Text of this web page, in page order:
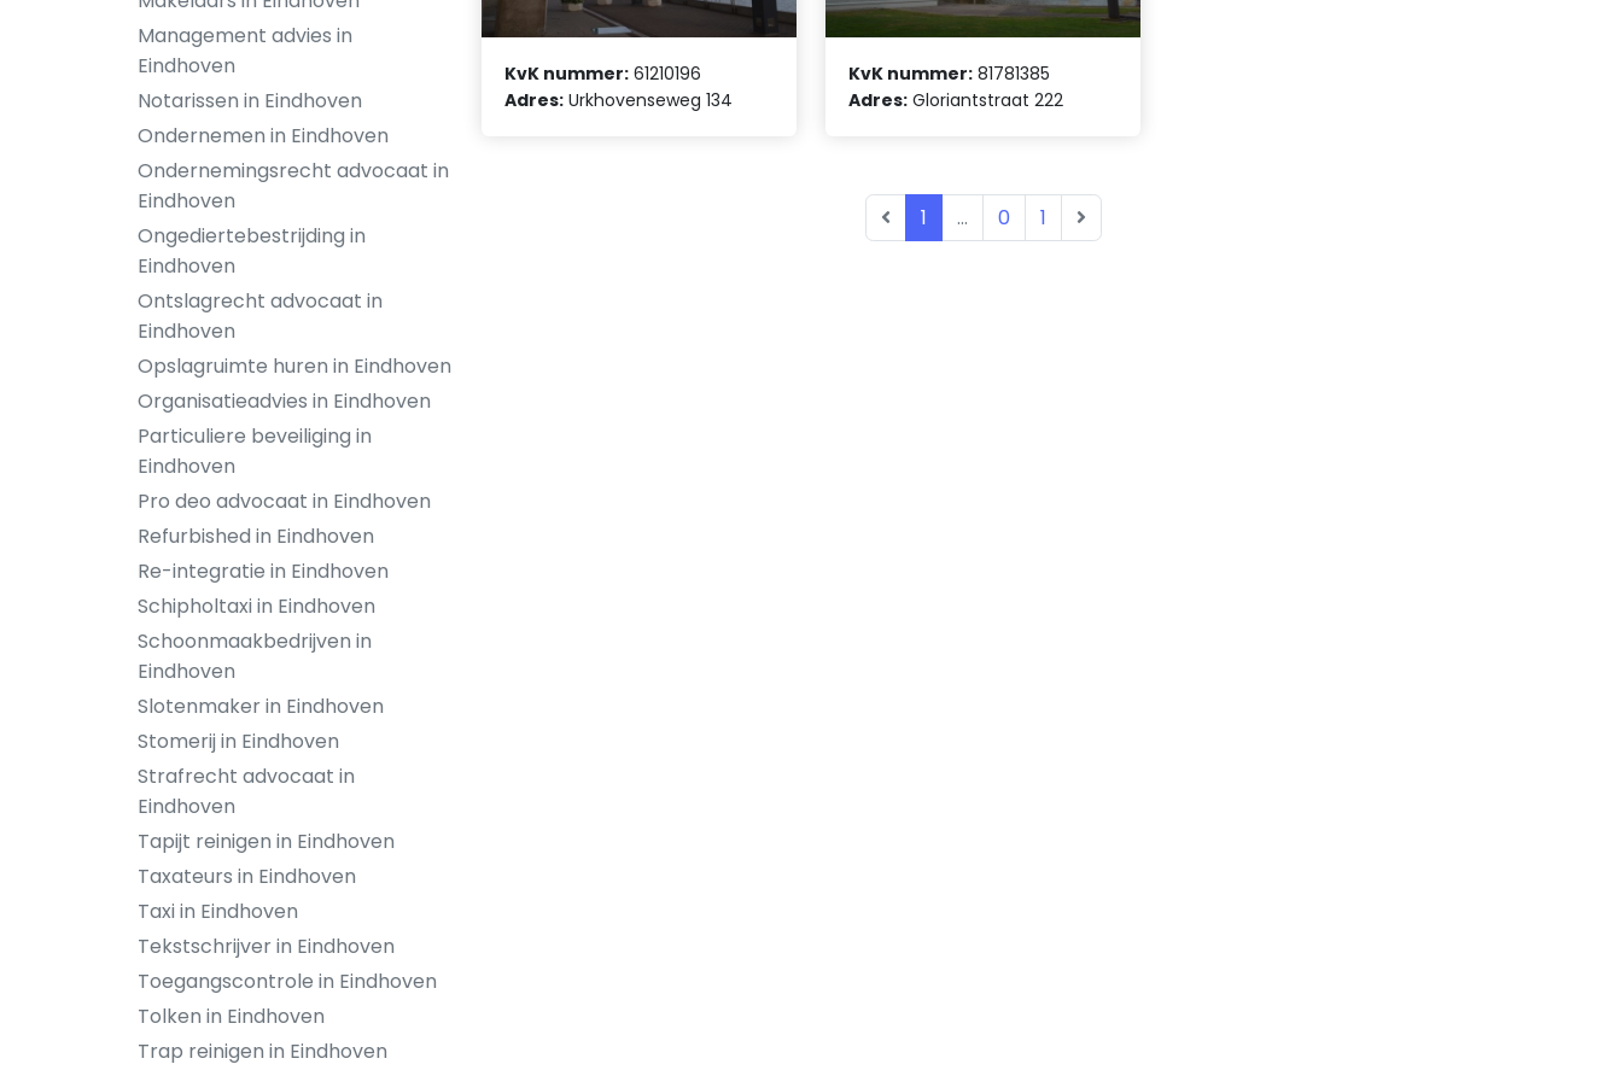
Management advies in
Eindhoven
Notarissen in Eindhoven
Ondernemen in Eindhoven
Ondernemingsrecht advocaat in
Eindhoven
Ongediertebestrijding in
Eindhoven
Ontslagrecht advocaat in
Eindhoven
Opslagruimte huren in Eindhoven
Organisatieadvies in Eindhoven
Particuliere beveiliging in
Eindhoven
Pro deo advocaat in Eindhoven
Refurbished in Eindhoven
Re-integratie in Eindhoven
Schipholtaxi in Eindhoven
Schoonmaakbedrijven in
Eindhoven
Slotenmaker in Eindhoven
Stomerij in Eindhoven
Strafrecht advocaat in
Eindhoven
Tapijt reinigen in Eindhoven
Taxateurs in Eindhoven
Taxi in Eindhoven
Tekstschrijver in Eindhoven
Toegangscontrole in Eindhoven
Tolken in Eindhoven
Trap reinigen in Eindhoven
KvK nummer: 61210196
Adres: Urkhovenseweg 134
KvK nummer: 81781385
Adres: Gloriantstraat 222
1 ... 0 1